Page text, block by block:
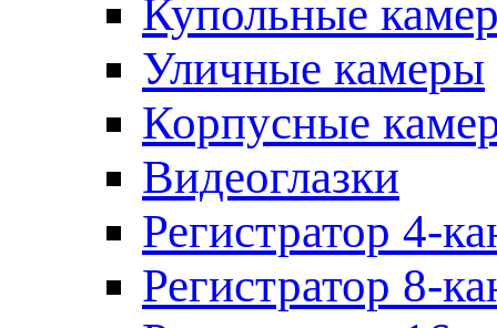
Купольные
Уличные камеры
Корпусные
Видеоглазки
Регистратор 4-
Регистратор 8-